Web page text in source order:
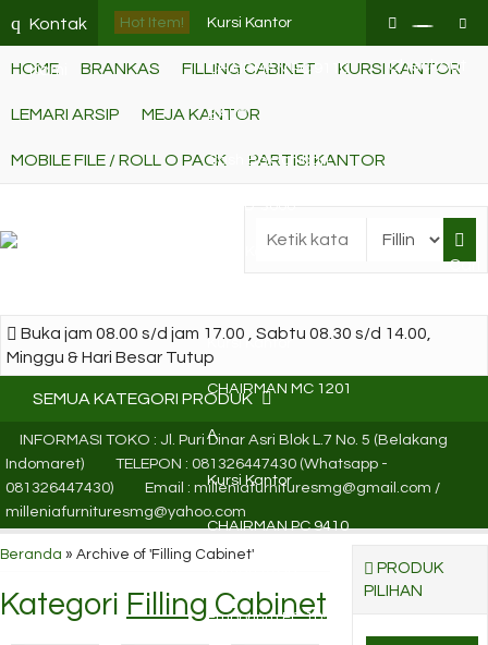
q Kontak
Kami
Hot Item! Kursi Kantor
CHAIRMAN PC 9110
BALC
Cash Box Ichiban
Kursi Kantor
CHAIRMAN MC 1201
A
Kursi Kantor
CHAIRMAN PC 9410
Emporium EC 105
Checkout
HOME BRANKAS FILLING CABINET KURSI KANTOR
LEMARI ARSIP MEJA KANTOR
MOBILE FILE / ROLL O PACK PARTISI KANTOR
Cari
Buka jam 08.00 s/d jam 17.00 , Sabtu 08.30 s/d 14.00,
Minggu & Hari Besar Tutup
SEMUA KATEGORI PRODUK
INFORMASI TOKO : Jl. Puri Dinar Asri Blok L.7 No. 5 (Belakang
Indomaret)
TELEPON : 081326447430 (Whatsapp -
081326447430)
Email : milleniafurnituresmg@gmail.com /
milleniafurnituresmg@yahoo.com
Beranda » Archive of 'Filling Cabinet'
Kategori Filling Cabinet
PRODUK
PILIHAN